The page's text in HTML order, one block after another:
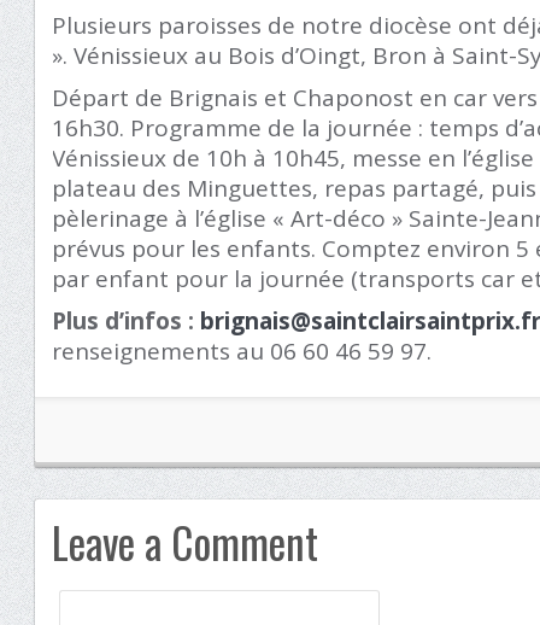
Plusieurs paroisses de notre diocèse ont
». Vénissieux au Bois d’Oingt, Bron à Saint-
Départ de Brignais et Chaponost en car
16h30. Programme de la journée : temps
Vénissieux de 10h à 10h45, messe en
plateau des Minguettes, repas partagé,
pèlerinage à l’église « Art-déco » Sainte-
prévus pour les enfants. Comptez environ
par enfant pour la journée (transports car
Plus d’infos :
renseignements au 06 60 46 59 97.
Leave a Comment